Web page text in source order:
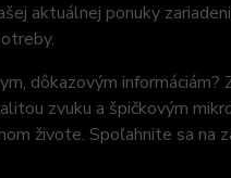
aktuálnej ponuky
dôkazovým informáciám?
zvuku a špičkovým
živote. Spoľahnite sa na